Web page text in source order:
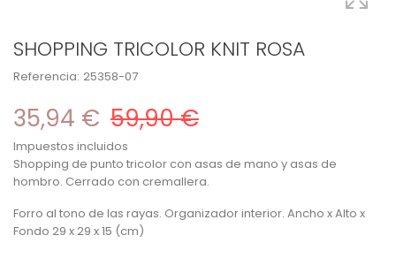
SHOPPING TRICOLOR KNIT ROSA
Referencia: 25358-07
35,94 € 59,90 €
Impuestos incluidos
Shopping de punto tricolor con asas de mano y asas de
hombro. Cerrado con cremallera.
Forro al tono de las rayas. Organizador interior. Ancho x Alto x
Fondo 29 x 29 x 15 (cm)